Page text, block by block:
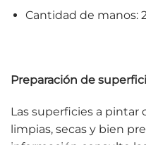
Cantidad de manos:
Preparación de
Las superficies a
limpias, secas y bien